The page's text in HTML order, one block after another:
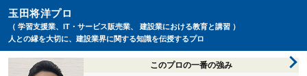
玉田将洋プロ
（ 学習支援業、IT・サービス販売業、 建設業における教育と講習 ）
人との縁を大切に、建設業界に関する知識を伝授するプロ
このプロの一番の強み